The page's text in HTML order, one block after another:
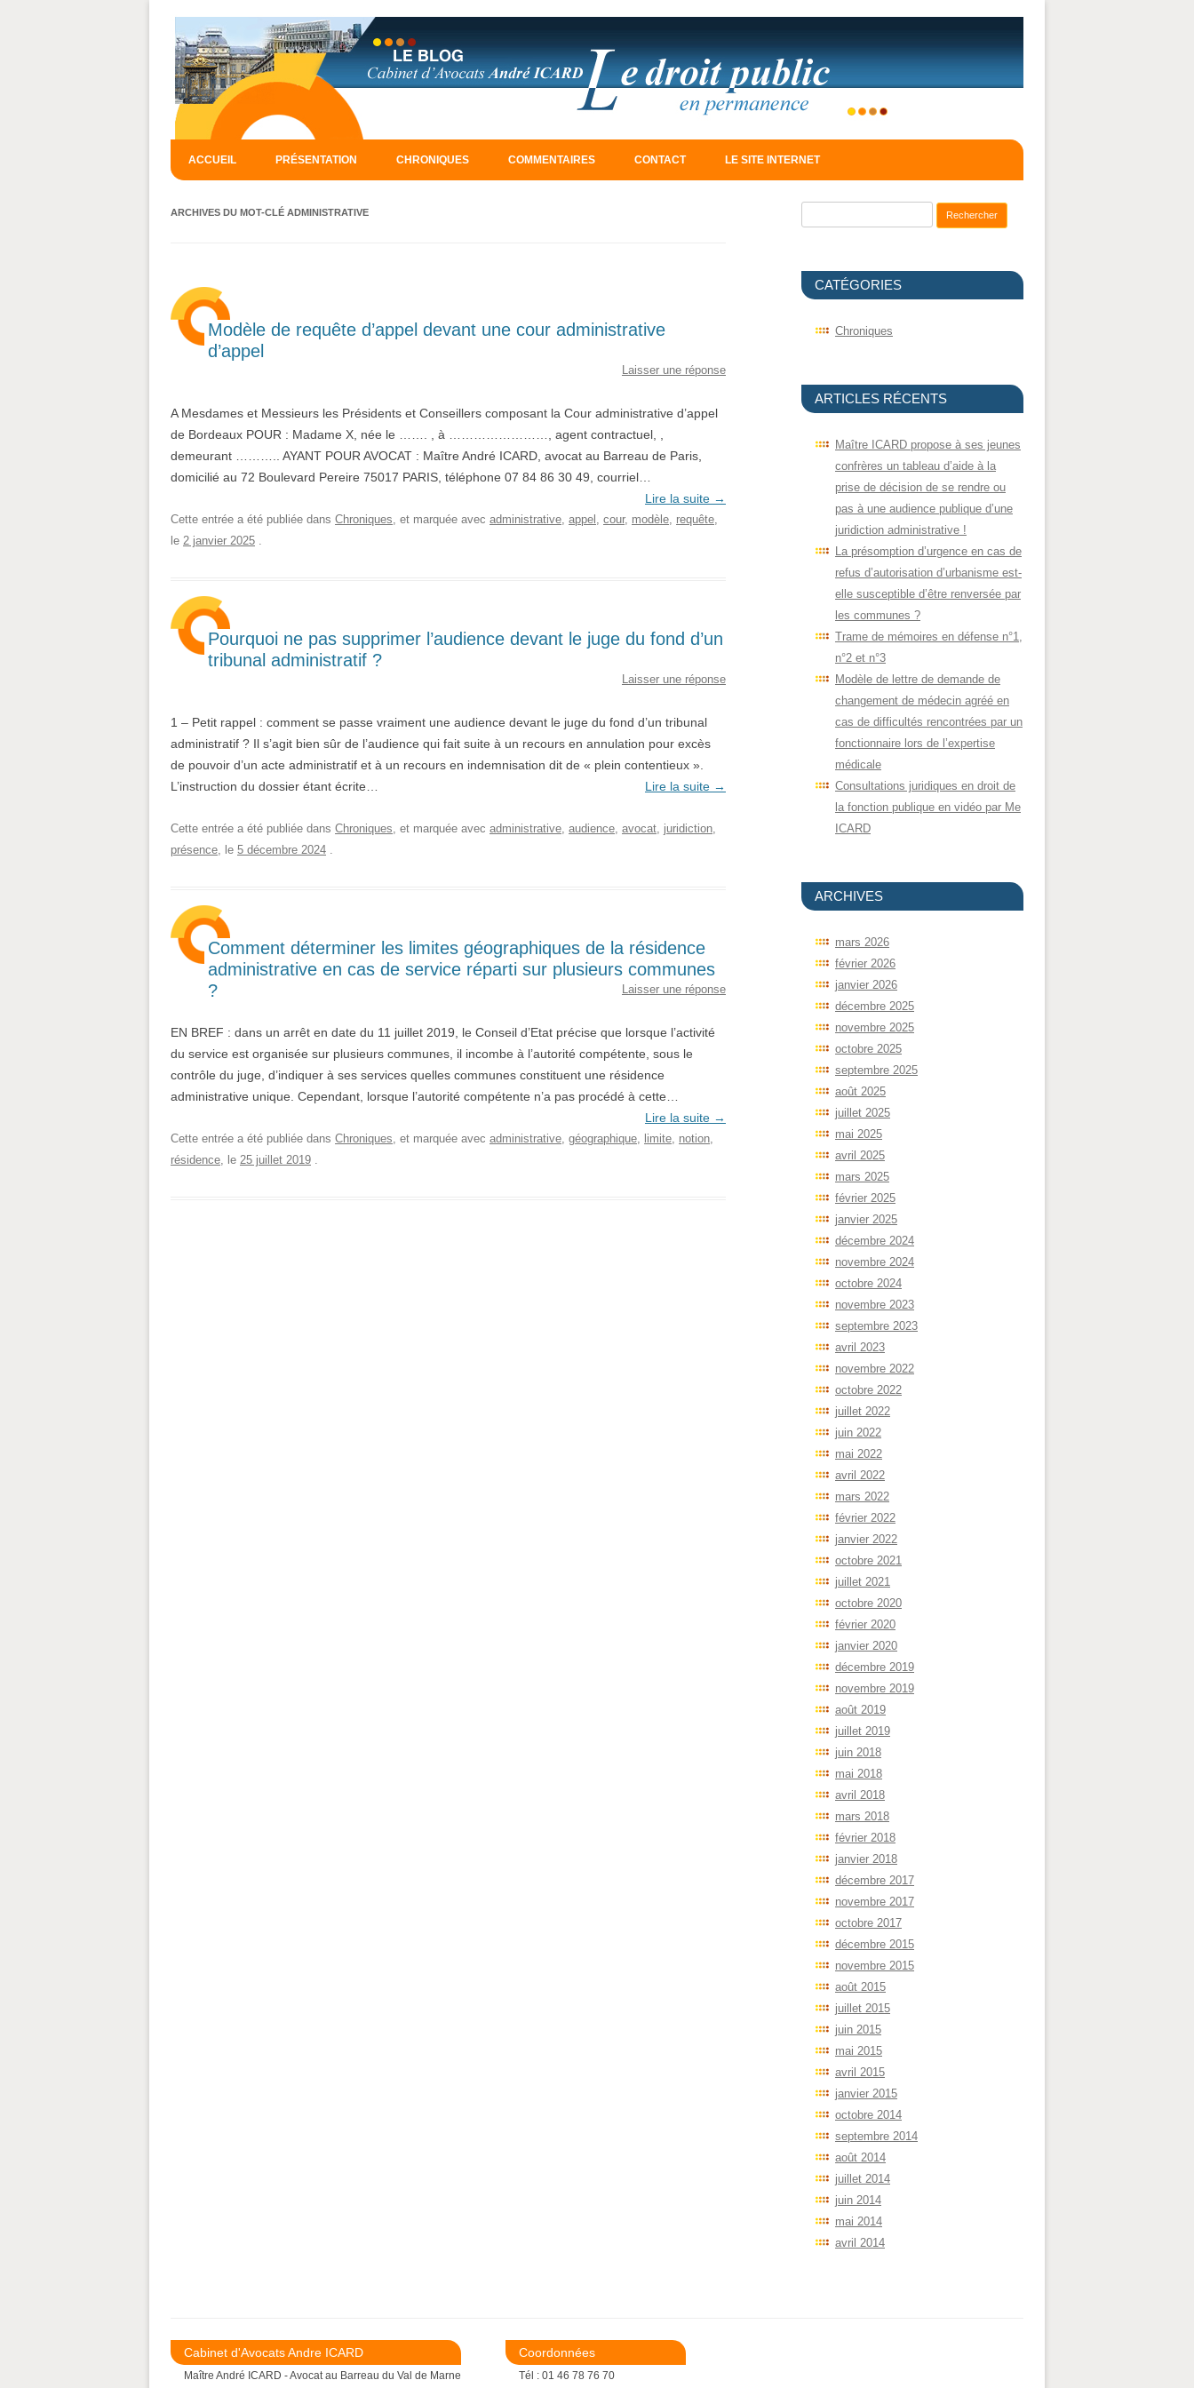
ACCUEIL PRÉSENTATION CHRONIQUES COMMENTAIRES CONTACT LE SITE INTERNET
ARCHIVES DU MOT-CLÉ ADMINISTRATIVE
Modèle de requête d’appel devant une cour administrative
d’appel
Laisser une réponse
A Mesdames et Messieurs les Présidents et Conseillers composant la Cour administrative d’appel
de Bordeaux POUR : Madame X, née le ……. , à ……………………, agent contractuel, ,
demeurant ……….. AYANT POUR AVOCAT : Maître André ICARD, avocat au Barreau de Paris,
domicilié au 72 Boulevard Pereire 75017 PARIS, téléphone 07 84 86 30 49, courriel…
Lire la suite →
Cette entrée a été publiée dans Chroniques, et marquée avec administrative, appel , cour, modèle, requête,
le 2 janvier 2025 .
Pourquoi ne pas supprimer l’audience devant le juge du fond d’un
tribunal administratif ?
Laisser une réponse
1 – Petit rappel : comment se passe vraiment une audience devant le juge du fond d’un tribunal
administratif ? Il s’agit bien sûr de l’audience qui fait suite à un recours en annulation pour excès
de pouvoir d’un acte administratif et à un recours en indemnisation dit de « plein contentieux ».
L’instruction du dossier étant écrite…
Lire la suite →
Cette entrée a été publiée dans Chroniques, et marquée avec administrative, audience, avocat, juridiction,
présence, le 5 décembre 2024 .
Comment déterminer les limites géographiques de la résidence
administrative en cas de service réparti sur plusieurs communes
?
Laisser une réponse
EN BREF : dans un arrêt en date du 11 juillet 2019, le Conseil d’Etat précise que lorsque l’activité
du service est organisée sur plusieurs communes, il incombe à l’autorité compétente, sous le
contrôle du juge, d’indiquer à ses services quelles communes constituent une résidence
administrative unique. Cependant, lorsque l’autorité compétente n’a pas procédé à cette…
Lire la suite →
Cette entrée a été publiée dans Chroniques , et marquée avec administrative géographique limite notion
résidence , le 25 juillet 2019
CATÉGORIES
Chroniques
ARTICLES RÉCENTS
Maître ICARD propose à ses jeunes
confrères un tableau d’aide à la
prise de décision de se rendre ou
pas à une audience publique d’une
juridiction administrative !
La présomption d’urgence en cas de
refus d’autorisation d’urbanisme est-
elle susceptible d’être renversée par
les communes ?
Trame de mémoires en défense n°1,
n°2 et n°3
Modèle de lettre de demande de
changement de médecin agréé en
cas de difficultés rencontrées par un
fonctionnaire lors de l’expertise
médicale
Consultations juridiques en droit de
la fonction publique en vidéo par Me
ICARD
ARCHIVES
mars 2026
février 2026
janvier 2026
décembre 2025
novembre 2025
octobre 2025
septembre 2025
août 2025
juillet 2025
mai 2025
avril 2025
mars 2025
février 2025
janvier 2025
décembre 2024
novembre 2024
octobre 2024
novembre 2023
septembre 2023
avril 2023
novembre 2022
octobre 2022
juillet 2022
juin 2022
mai 2022
avril 2022
mars 2022
février 2022
janvier 2022
octobre 2021
juillet 2021
octobre 2020
février 2020
janvier 2020
décembre 2019
novembre 2019
août 2019
juillet 2019
juin 2018
mai 2018
avril 2018
mars 2018
février 2018
janvier 2018
décembre 2017
novembre 2017
octobre 2017
décembre 2015
novembre 2015
août 2015
juillet 2015
juin 2015
mai 2015
avril 2015
janvier 2015
octobre 2014
septembre 2014
août 2014
juillet 2014
juin 2014
mai 2014
avril 2014
Cabinet d'Avocats Andre ICARD
Maître André ICARD - Avocat au Barreau du Val de Marne
Coordonnées
Tél : 01 46 78 76 70